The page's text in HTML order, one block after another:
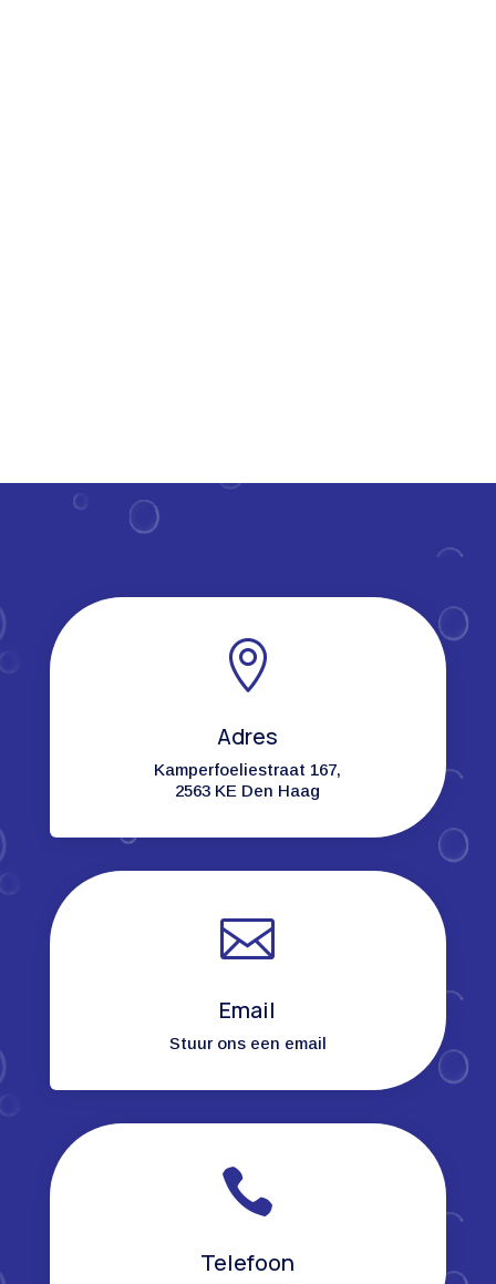

Adres
Kamperfoeliestraat 167,
2563 KE Den Haag

Email
Stuur ons een email

Telefoon